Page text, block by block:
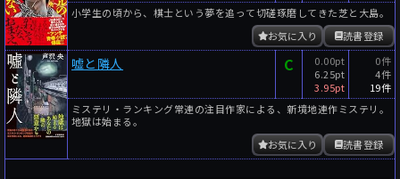
小学生の頃から、棋士という夢を追って切磋琢磨してきた芝と大島。
読書登録
お気に入り
嘘と隣人 C
0.00pt
6.25pt
3.95pt
0件
4件
19件
ミステリ・ランキング常連の注目作家による、新境地連作ミステリ。
地獄は始まる。
読書登録
お気に入り